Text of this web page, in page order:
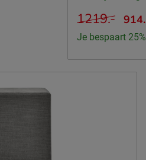
1219.-
Je bespaart 25%